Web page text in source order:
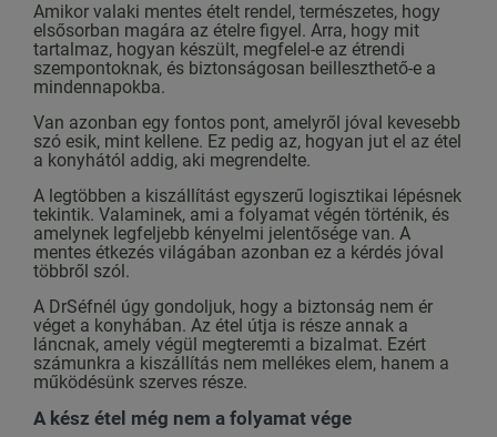
Amikor valaki mentes ételt rendel, természetes, hogy
elsősorban magára az ételre figyel. Arra, hogy mit
tartalmaz, hogyan készült, megfelel-e az étrendi
szempontoknak, és biztonságosan beilleszthető-e a
mindennapokba.
Van azonban egy fontos pont, amelyről jóval kevesebb
szó esik, mint kellene. Ez pedig az, hogyan jut el az étel
a konyhától addig, aki megrendelte.
A legtöbben a kiszállítást egyszerű logisztikai lépésnek
tekintik. Valaminek, ami a folyamat végén történik, és
amelynek legfeljebb kényelmi jelentősége van. A
mentes étkezés világában azonban ez a kérdés jóval
többről szól.
A DrSéfnél úgy gondoljuk, hogy a biztonság nem ér
véget a konyhában. Az étel útja is része annak a
láncnak, amely végül megteremti a bizalmat. Ezért
számunkra a kiszállítás nem mellékes elem, hanem a
működésünk szerves része.
A kész étel még nem a folyamat vége